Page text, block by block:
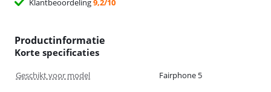
Klantbeoordeling9,2/10
Productinformatie
Korte specificaties
Geschikt voor model Fairphone 5